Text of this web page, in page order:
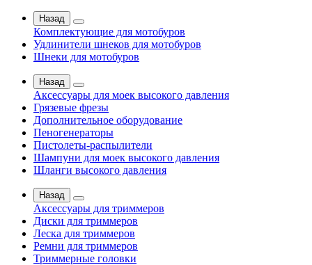
Назад
Комплектующие для мотобуров
Удлинители шнеков для мотобуров
Шнеки для мотобуров
Назад
Аксессуары для моек высокого давления
Грязевые фрезы
Дополнительное оборудование
Пеногенераторы
Пистолеты-распылители
Шампуни для моек высокого давления
Шланги высокого давления
Назад
Аксессуары для триммеров
Диски для триммеров
Леска для триммеров
Ремни для триммеров
Триммерные головки